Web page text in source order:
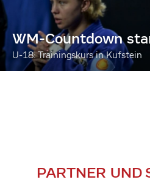
WM-Countdown
U-18: Trainingskurs in Kufstein
PARTNER UND